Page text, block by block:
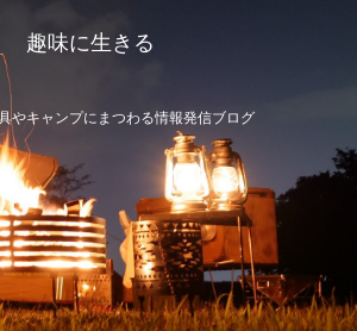
趣味に生きる
やキャンプにまつわる情報発信ブログ